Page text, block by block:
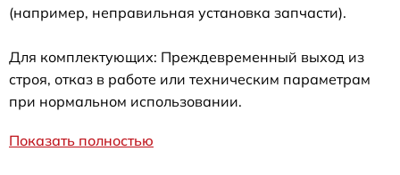
(например, неправильная установка запчасти).
Для комплектующих: Преждевременный выход из
строя, отказ в работе или техническим параметрам
при нормальном использовании.
Показать полностью